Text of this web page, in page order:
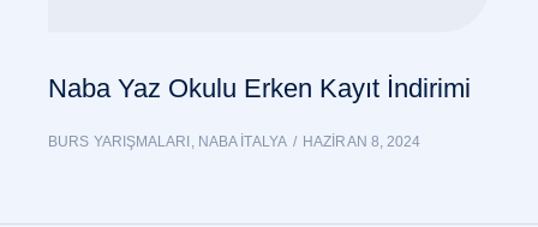
Naba Yaz Okulu Erken Kayıt İndirimi
BURS YARIŞMALARI , NABA İTALYA HAZIRAN 8, 2024